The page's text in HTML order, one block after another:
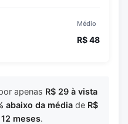
Médio
R$ 48
apenas R$ 29 à vista
abaixo da média de R$
meses.